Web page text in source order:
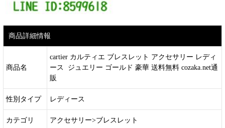
商品詳細情報
商品名
cartier カルティエ ブレスレット アクセサリー レディ
ース ジュエリー ゴールド 豪華 送料無料 cozaka.net通
販
性別タイプ レディース
カテゴリ アクセサリー>ブレスレット